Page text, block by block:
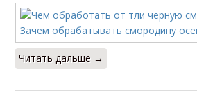
Читать дальше →